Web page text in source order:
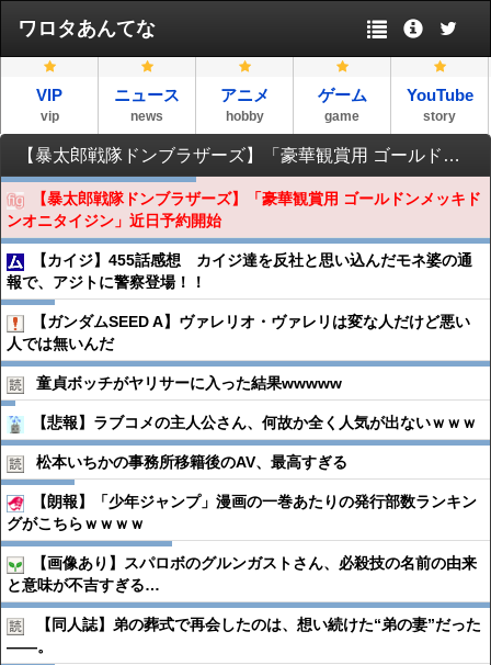
ワロタあんてな
VIP
vip
ニュース
news
アニメ
hobby
ゲーム
game
YouTube
story
【暴太郎戦隊ドンブラザーズ】「豪華観賞用 ゴールドンメッキドンオニタイジン」近日予約開始
【暴太郎戦隊ドンブラザーズ】「豪華観賞用 ゴールドンメッキド
ンオニタイジン」近日予約開始
【カイジ】455話感想 カイジ達を反社と思い込んだモネ婆の通
報で、アジトに警察登場！！
【ガンダムSEED A】ヴァレリオ・ヴァレリは変な人だけど悪い
人では無いんだ
童貞ボッチがヤリサーに入った結果wwwww
【悲報】ラブコメの主人公さん、何故か全く人気が出ないｗｗｗ
松本いちかの事務所移籍後のAV、最高すぎる
【朗報】「少年ジャンプ」漫画の一巻あたりの発行部数ランキン
グがこちらｗｗｗｗ
【画像あり】スパロボのグルンガストさん、必殺技の名前の由来
と意味が不吉すぎる…
【同人誌】弟の葬式で再会したのは、想い続けた“弟の妻”だった
――。